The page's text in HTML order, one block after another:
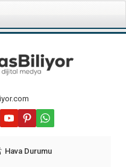
Hava Durumu